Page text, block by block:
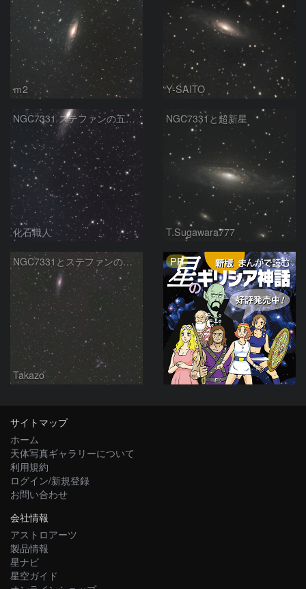
ｍ2 Y-SAITO
NGC7331 ステファンの五つ子銀河 ペガスス座
化石職人
NGC7331と超新星
T.Sugawara777
NGC7331とステファンの五つ子
Takazo
PR
サイトマップ
ホーム
天体写真ギャラリーについて
利用規約
ログイン/新規登録
お問い合わせ
会社情報
アストロアーツ
製品情報
星ナビ
星空ガイド